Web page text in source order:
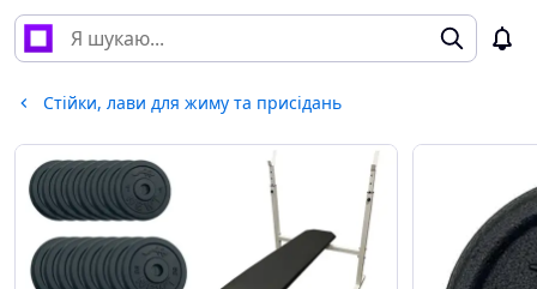
Стійки, лави для жиму та присідань